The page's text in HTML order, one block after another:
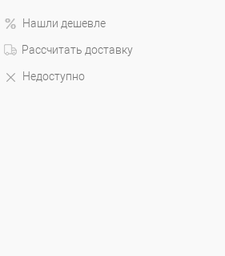
Нашли дешевле
Рассчитать доставку
Недоступно